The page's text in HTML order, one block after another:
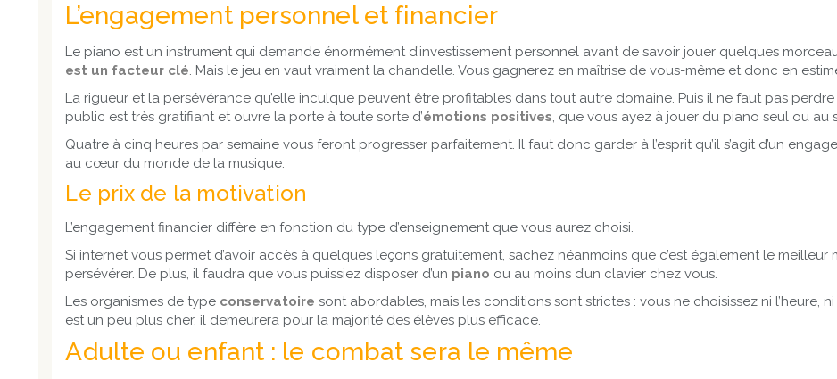
L’engagement personnel et financier
Le piano est un instrument qui demande énormément d’investissement personnel avant de savoir jouer quelques
est un facteur clé. Mais le jeu en vaut vraiment la chandelle. Vous gagnerez en maîtrise de vous-même et donc en
La rigueur et la persévérance qu’elle inculque peuvent être profitables dans tout autre domaine. Puis il ne faut pas
public est très gratifiant et ouvre la porte à toute sorte d’émotions positives, que vous ayez à jouer du piano seul ou au
Quatre à cinq heures par semaine vous feront progresser parfaitement. Il faut donc garder à l’esprit qu’il s’agit d’un
au cœur du monde de la musique.
Le prix de la motivation
L’engagement financier diffère en fonction du type d’enseignement que vous aurez choisi.
Si internet vous permet d’avoir accès à quelques leçons gratuitement, sachez néanmoins que c’est également le
persévérer. De plus, il faudra que vous puissiez disposer d’un piano ou au moins d’un clavier chez vous.
Les organismes de type conservatoire sont abordables, mais les conditions sont strictes : vous ne choisissez ni l’heure,
est un peu plus cher, il demeurera pour la majorité des élèves plus efficace.
Adulte ou enfant : le combat sera le même